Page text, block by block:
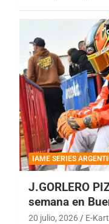
IAME SERIES
J.GORLERO
semana en
20 julio, 2026 E-Kart